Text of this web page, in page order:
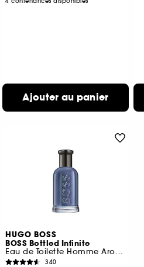
Ajouter au panier
HUGO BOSS
BOSS Bottled Infinite
Eau de Toilette Homme Aromatique et Fruitée
340